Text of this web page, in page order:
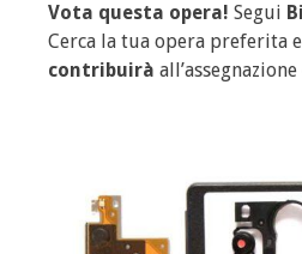
Vota questa opera! Segui
Cerca la tua opera preferita
contribuirà